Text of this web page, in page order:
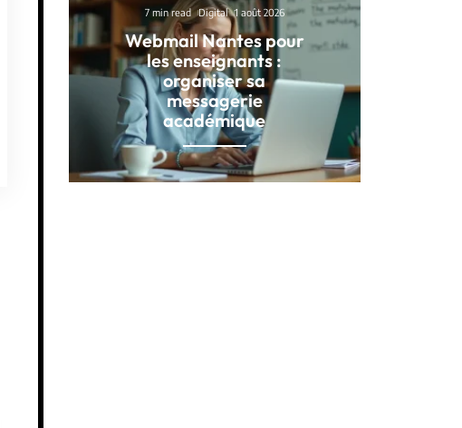
7 min read Digital 1 août 2026
Webmail Nantes pour
les enseignants :
organiser sa
messagerie
académique